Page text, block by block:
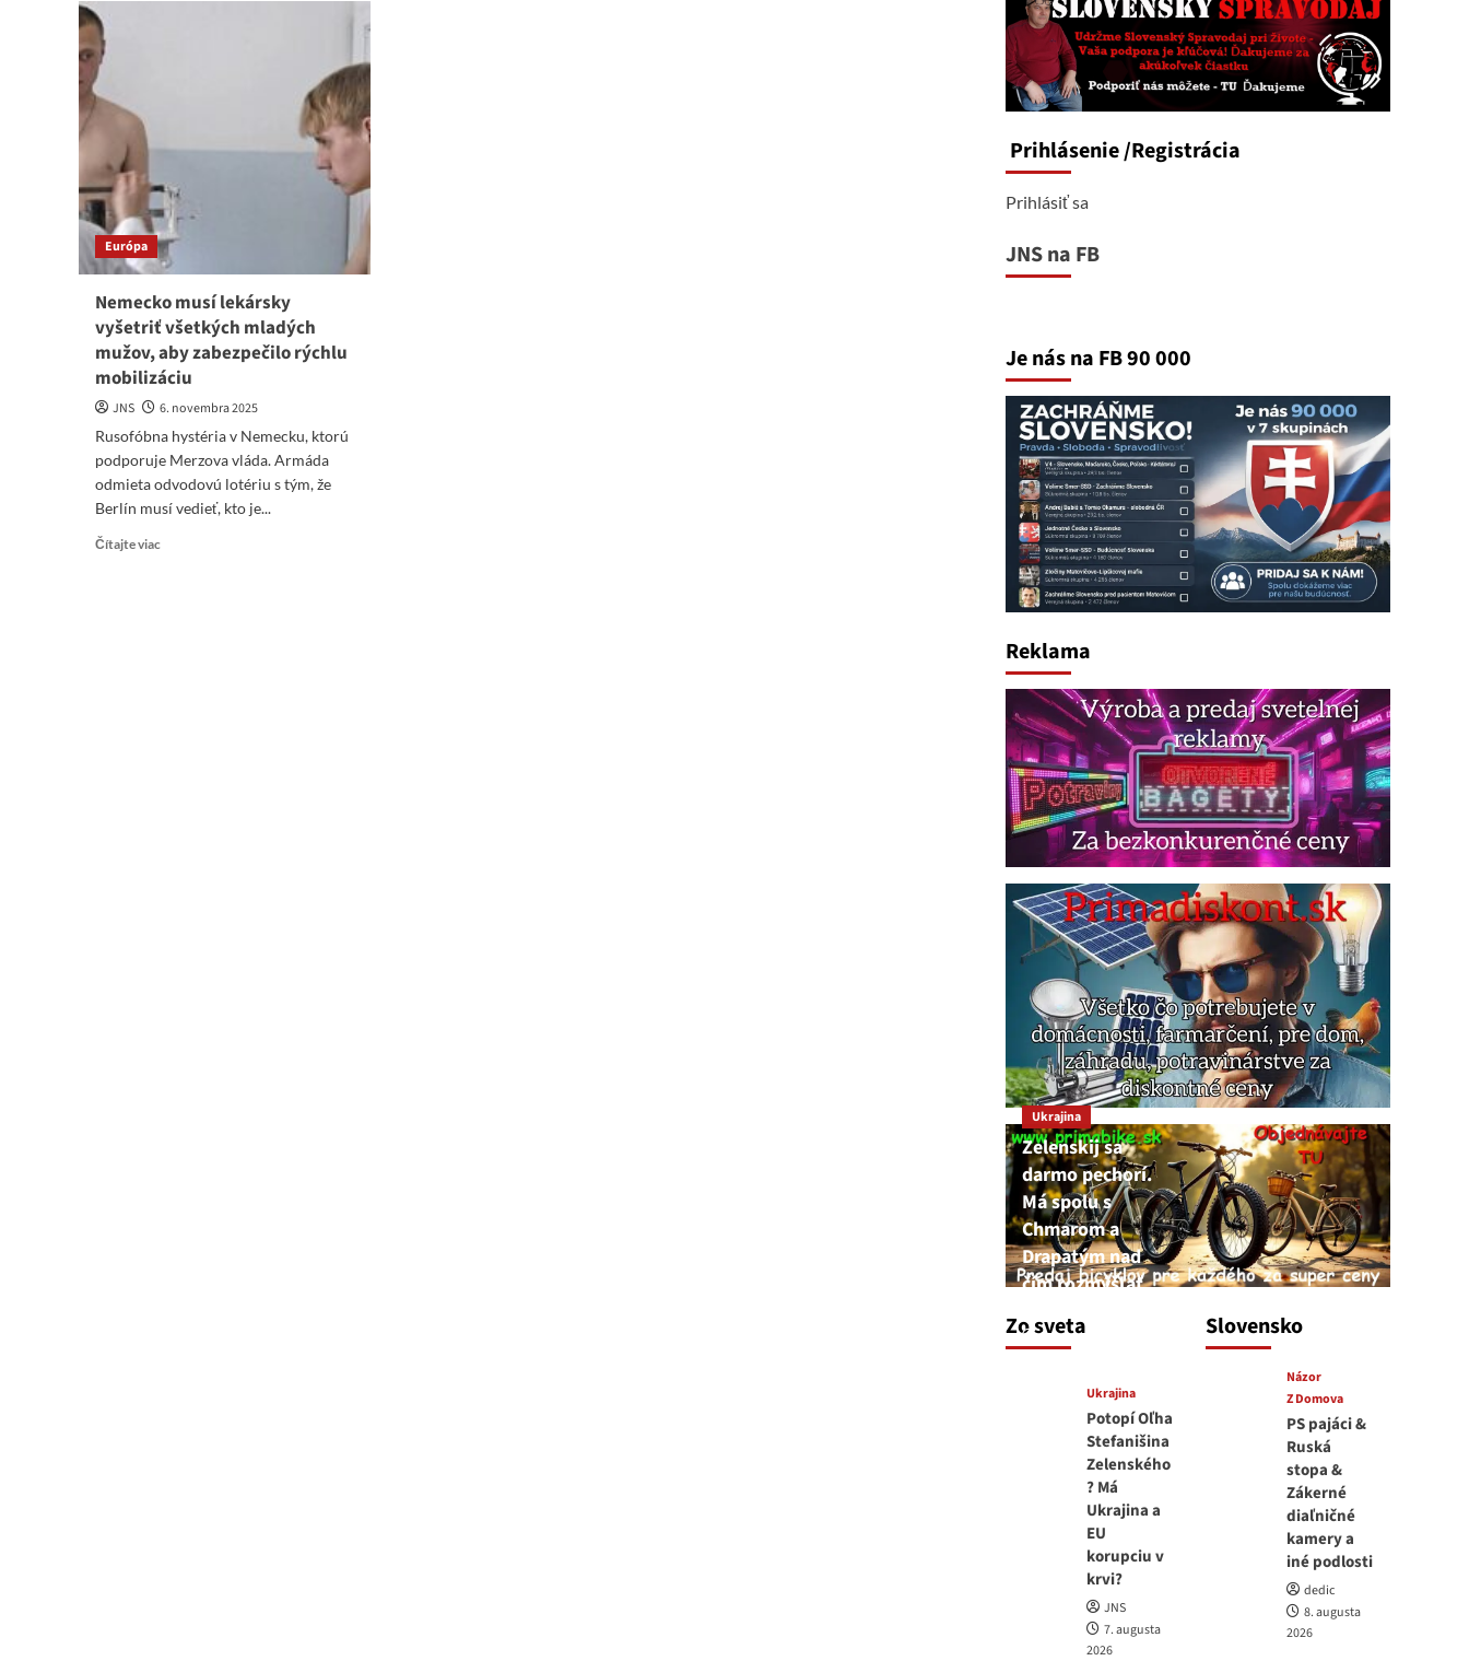
Európa
Nemecko musí lekársky
vyšetriť všetkých mladých
mužov, aby zabezpečilo rýchlu
mobilizáciu
JNS
6. novembra 2025
Rusofóbna hystéria v Nemecku, ktorú
podporuje Merzova vláda. Armáda
odmieta odvodovú lotériu s tým, že
Berlín musí vedieť, kto je...
Čítajte viac
Prihlásenie/Registrácia
Prihlásiť sa
JNS na FB
Je nás na FB 90 000
Reklama
Zo sveta
Ukrajina
Zelenskij sa
darmo pechorí.
Má spolu s
Chmarom a
Drapatým nad
čím rozmýšľať
medvedar
8. augusta 2026
Ukrajina
Potopí Oľha
Stefanišina
Zelenského
? Má
Ukrajina a
EU
korupciu v
krvi?
JNS
7. augusta
2026
Slovensko
Názor
Z Domova
PS pajáci &
Ruská
stopa &
Zákerné
diaľničné
kamery a
iné podlosti
dedic
8. augusta
2026